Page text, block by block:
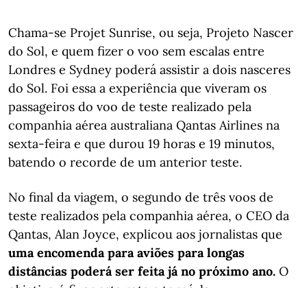
Chama-se Projet Sunrise, ou seja, Projeto Nascer
do Sol, e quem fizer o voo sem escalas entre
Londres e Sydney poderá assistir a dois nasceres
do Sol. Foi essa a experiência que viveram os
passageiros do voo de teste realizado pela
companhia aérea australiana Qantas Airlines na
sexta-feira e que durou 19 horas e 19 minutos,
batendo o recorde de um anterior teste.
No final da viagem, o segundo de três voos de
teste realizados pela companhia aérea, o CEO da
Qantas, Alan Joyce, explicou aos jornalistas que
uma encomenda para aviões para longas
distâncias poderá ser feita já no próximo ano. O